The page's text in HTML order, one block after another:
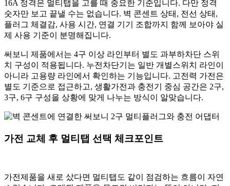
16A 정격은 멀티탭을 고를 때 중요한 기준입니다. 다만 정격
숫자만 보고 끝낼 수는 없습니다. 벽 콘센트 상태, 전선 상태,
플러그 체결감, 사용 시간, 연결 기기 조합까지 함께 보아야 실
제 사용 기준이 분명해집니다.
써보니 제품에서는 4구 이상 라인부터 별도 과부하차단 스위
치 구성이 적용됩니다. 누전차단기는 일반 개별스위치 라인이
아니라 고용량 라인에서 확인하는 기능입니다. 고전력 가전은
별도 기준으로 접근하고, 생활가전과 충전기 중심 공간은 2구,
3구, 6구 구성을 상황에 맞게 나누는 방식이 알맞습니다.
가전 교체 후 멀티탭 선택 체크포인트
가전제품을 새로 샀다면 멀티탭도 같이 점검하는 흐름이 자연